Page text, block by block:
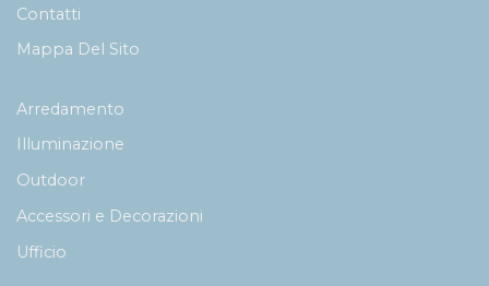
Contatti
Mappa Del Sito
Arredamento
Illuminazione
Outdoor
Accessori e Decorazioni
Ufficio